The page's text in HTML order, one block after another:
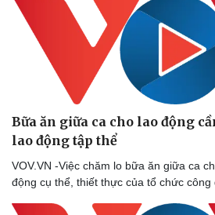
Bữa ăn giữa ca cho lao động
lao động tập thể
VOV.VN -Việc chăm lo bữa ăn giữa ca
động cụ thể, thiết thực của tổ chức